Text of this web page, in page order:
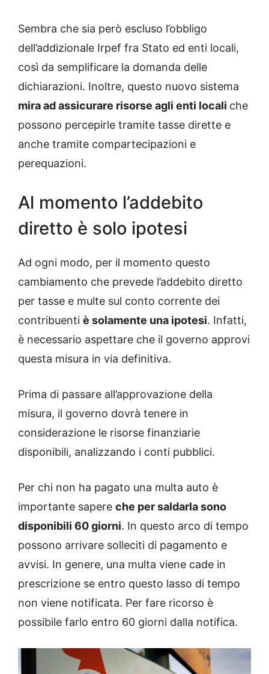
Sembra che sia però escluso l’obbligo
dell’addizionale Irpef fra Stato ed enti locali,
così da semplificare la domanda delle
dichiarazioni. Inoltre, questo nuovo sistema
mira ad assicurare risorse agli enti locali che
possono percepirle tramite tasse dirette e
anche tramite compartecipazioni e
perequazioni.
Al momento l’addebito
diretto è solo ipotesi
Ad ogni modo, per il momento questo
cambiamento che prevede l’addebito diretto
per tasse e multe sul conto corrente dei
contribuenti è solamente una ipotesi. Infatti,
è necessario aspettare che il governo approvi
questa misura in via definitiva.
Prima di passare all’approvazione della
misura, il governo dovrà tenere in
considerazione le risorse finanziarie
disponibili, analizzando i conti pubblici.
Per chi non ha pagato una multa auto è
importante sapere che per saldarla sono
disponibili 60 giorni. In questo arco di tempo
possono arrivare solleciti di pagamento e
avvisi. In genere, una multa viene cade in
prescrizione se entro questo lasso di tempo
non viene notificata. Per fare ricorso è
possibile farlo entro 60 giorni dalla notifica.